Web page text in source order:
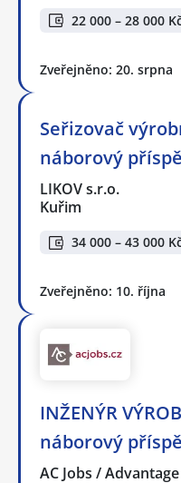
22 000 – 28 000
Zveřejněno: 20. srpna
Seřizovač
náborový
LIKOV s.r.o.
Kuřim
34 000 – 43 000
Zveřejněno: 10. října
INŽENÝR
náborový
AC Jobs /